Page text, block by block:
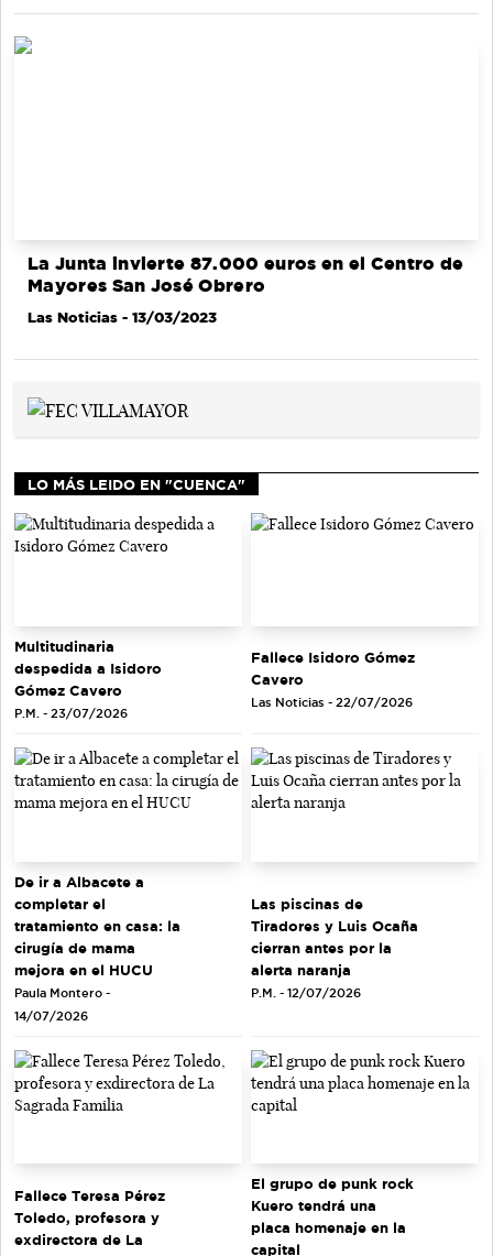
La Junta invierte 87.000 euros en el Centro de
Mayores San José Obrero
Las Noticias - 13/03/2023
LO MÁS LEIDO EN "CUENCA"
Multitudinaria
despedida a Isidoro
Gómez Cavero
P.M. - 23/07/2026
Fallece Isidoro Gómez
Cavero
Las Noticias - 22/07/2026
De ir a Albacete a
completar el
tratamiento en casa: la
cirugía de mama
mejora en el HUCU
Paula Montero -
14/07/2026
Las piscinas de
Tiradores y Luis Ocaña
cierran antes por la
alerta naranja
P.M. - 12/07/2026
Fallece Teresa Pérez
Toledo, profesora y
exdirectora de La
El grupo de punk rock
Kuero tendrá una
placa homenaje en la
capital